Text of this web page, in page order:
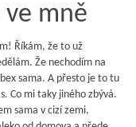
ve mně
Říkám, že to už
Že nechodím na
sama. A přesto je to tu
Co mi taky jiného zbývá.
sama v cizí zemi,